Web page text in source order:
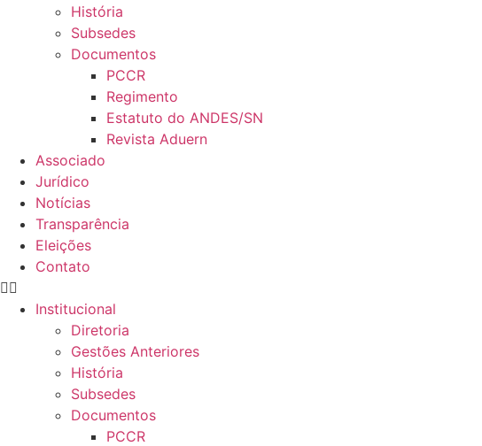
História
Subsedes
Documentos
PCCR
Regimento
Estatuto do ANDES/SN
Revista Aduern
Associado
Jurídico
Notícias
Transparência
Eleições
Contato
Institucional
Diretoria
Gestões Anteriores
História
Subsedes
Documentos
PCCR